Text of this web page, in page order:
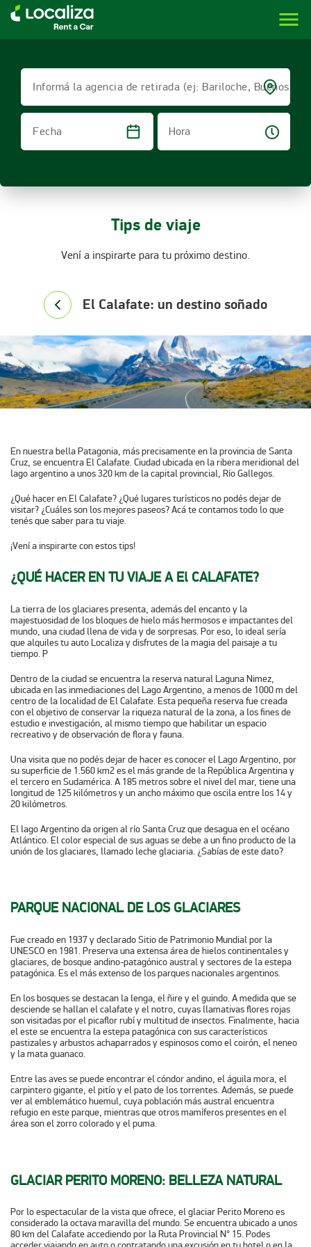
LOCALIZA ALQUILER DE VEHÍCULOS | LOCALIZA menu
Informá la agencia de retirada (ej: Bariloche, Buenos
Fecha
Hora
Tips de viaje
Vení a inspirarte para tu próximo destino.
El Calafate: un destino soñado
En nuestra bella Patagonia, más precisamente en la provincia de Santa
Cruz, se encuentra El Calafate. Ciudad ubicada en la ribera meridional del
lago argentino a unos 320 km de la capital provincial, Río Gallegos.
¿Qué hacer en El Calafate? ¿Qué lugares turísticos no podés dejar de
visitar? ¿Cuáles son los mejores paseos? Acá te contamos todo lo que
tenés que saber para tu viaje.
¡Vení a inspirarte con estos tips!
¿QUÉ HACER EN TU VIAJE A El CALAFATE?
La tierra de los glaciares presenta, además del encanto y la
majestuosidad de los bloques de hielo más hermosos e impactantes del
mundo, una ciudad llena de vida y de sorpresas. Por eso, lo ideal sería
que alquiles tu auto Localiza y disfrutes de la magia del paisaje a tu
tiempo. P
Dentro de la ciudad se encuentra la reserva natural Laguna Nimez,
ubicada en las inmediaciones del Lago Argentino, a menos de 1000 m del
centro de la localidad de El Calafate. Esta pequeña reserva fue creada
con el objetivo de conservar la riqueza natural de la zona, a los fines de
estudio e investigación, al mismo tiempo que habilitar un espacio
recreativo y de observación de flora y fauna.
Una visita que no podés dejar de hacer es conocer el Lago Argentino, por
su superficie de 1.560 km2 es el más grande de la República Argentina y
el tercero en Sudamérica. A 185 metros sobre el nivel del mar, tiene una
longitud de 125 kilómetros y un ancho máximo que oscila entre los 14 y
20 kilómetros.
El lago Argentino da origen al río Santa Cruz que desagua en el océano
Atlántico. El color especial de sus aguas se debe a un fino producto de la
unión de los glaciares, llamado leche glaciaria. ¿Sabías de este dato?
PARQUE NACIONAL DE LOS GLACIARES
Fue creado en 1937 y declarado Sitio de Patrimonio Mundial por la
UNESCO en 1981. Preserva una extensa área de hielos continentales y
glaciares, de bosque andino-patagónico austral y sectores de la estepa
patagónica. Es el más extenso de los parques nacionales argentinos.
En los bosques se destacan la lenga, el ñire y el guindo. A medida que se
desciende se hallan el calafate y el notro, cuyas llamativas flores rojas
son visitadas por el picaflor rubí y multitud de insectos. Finalmente, hacia
el este se encuentra la estepa patagónica con sus característicos
pastizales y arbustos achaparrados y espinosos como el coirón, el neneo
y la mata guanaco.
Entre las aves se puede encontrar el cóndor andino, el águila mora, el
carpintero gigante, el pitío y el pato de los torrentes. Además, se puede
ver al emblemático huemul, cuya población más austral encuentra
refugio en este parque, mientras que otros mamíferos presentes en el
área son el zorro colorado y el puma.
GLACIAR PERITO MORENO: BELLEZA NATURAL
Por lo espectacular de la vista que ofrece, el glaciar Perito Moreno es
considerado la octava maravilla del mundo. Se encuentra ubicado a unos
80 km del Calafate accediendo por la Ruta Provincial N° 15. Podes